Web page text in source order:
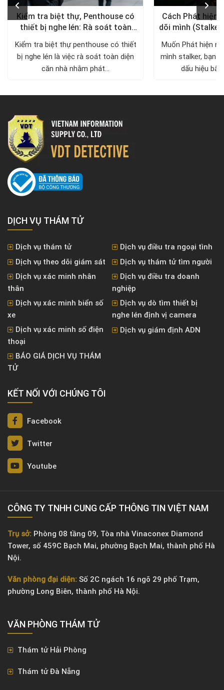
Kiểm tra biệt thự, Penthouse có
thiết bị nghe lén: Rà soát toàn
diện, trả lại không gian riêng tư
Kiểm tra biệt thự penthouse có thiết
bị nghe lén là việc rà soát toàn diện
căn nhà nhằm phát...
Cách Phát hiện
dõi mình
Muốn Phát hiện
mình stalker, bạn
dấu hiệu bất
DỊCH VỤ THÁM TỬ
Dịch vụ thám tử
Dịch vụ điều tra ngoại tình
Dịch vụ theo dõi giám sát
Dịch vụ thám tử tìm người
Dịch vụ xác minh nhân
thân
Dịch vụ điều tra doanh
nghiệp
Dịch vụ xác minh biển số
xe
Dịch vụ dò tìm thiết bị
nghe lén định vị camera
Dịch vụ xác minh số điện
thoại
Dịch vụ giám định ADN
BÁO GIÁ DỊCH VỤ THÁM
TỬ
KẾT NỐI VỚI CHÚNG TÔI
Facebook
Twitter
Youtube
CÔNG TY TNHH CUNG CẤP THÔNG TIN VIỆT NAM
Trụ sở: Phòng 08 tầng 09, Tòa nhà Vinaconex Diamond
Tower, số 459C Bạch Mai, phường Bạch Mai, thành phố Hà
Nội.
Văn phòng đại diện: Số 2C ngách 16 ngõ 29 phố Trạm,
phường Long Biên, thành phố Hà Nội.
VĂN PHÒNG ​THÁM TỬ
Thám tử Hải Phòng
Thám tử Đà Nẵng